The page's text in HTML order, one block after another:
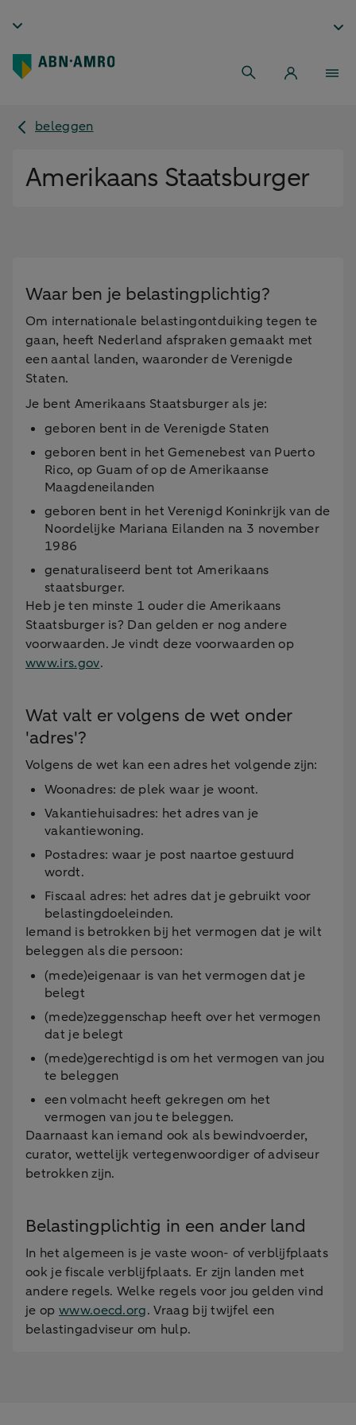
beleggen
Amerikaans Staatsburger
Waar ben je belastingplichtig?
Om internationale belastingontduiking tegen te
gaan, heeft Nederland afspraken gemaakt met
een aantal landen, waaronder de Verenigde
Staten.
Je bent Amerikaans Staatsburger als je:
geboren bent in de Verenigde Staten
geboren bent in het Gemenebest van Puerto
Rico, op Guam of op de Amerikaanse
Maagdeneilanden
geboren bent in het Verenigd Koninkrijk van de
Noordelijke Mariana Eilanden na 3 november
1986
genaturaliseerd bent tot Amerikaans
staatsburger.
Heb je ten minste 1 ouder die Amerikaans
Staatsburger is? Dan gelden er nog andere
voorwaarden. Je vindt deze voorwaarden op
www.irs.gov.
Wat valt er volgens de wet onder
'adres'?
Volgens de wet kan een adres het volgende zijn:
Woonadres: de plek waar je woont.
Vakantiehuisadres: het adres van je
vakantiewoning.
Postadres: waar je post naartoe gestuurd
wordt.
Fiscaal adres: het adres dat je gebruikt voor
belastingdoeleinden.
Iemand is betrokken bij het vermogen dat je wilt
beleggen als die persoon:
(mede)eigenaar is van het vermogen dat je
belegt
(mede)zeggenschap heeft over het vermogen
dat je belegt
(mede)gerechtigd is om het vermogen van jou
te beleggen
een volmacht heeft gekregen om het
vermogen van jou te beleggen.
Daarnaast kan iemand ook als bewindvoerder,
curator, wettelijk vertegenwoordiger of adviseur
betrokken zijn.
Belastingplichtig in een ander land
In het algemeen is je vaste woon- of verblijfplaats
ook je fiscale verblijfplaats. Er zijn landen met
andere regels. Welke regels voor jou gelden vind
je op www.oecd.org. Vraag bij twijfel een
belastingadviseur om hulp.